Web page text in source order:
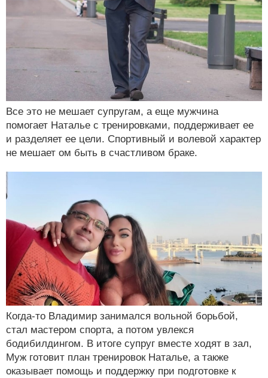
Все это не мешает супругам, а еще мужчина
помогает Наталье с тренировками, поддерживает ее
и разделяет ее цели. Спортивный и волевой характер
не мешает ом быть в счастливом браке.
Когда-то Владимир занимался вольной борьбой,
стал мастером спорта, а потом увлекся
бодибилдингом. В итоге супруг вместе ходят в зал,
Муж готовит план тренировок Наталье, а также
оказывает помощь и поддержку при подготовке к